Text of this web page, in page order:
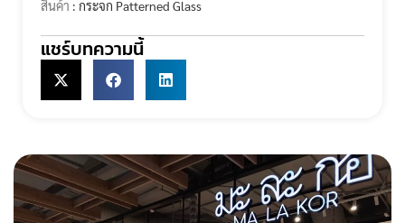
สินค้า : กระจก Patterned Glass
แชร์บทความนี้